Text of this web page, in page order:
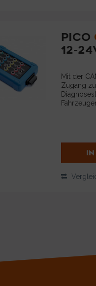
PICO
12-
Mit der
Zugang
damit die
IN